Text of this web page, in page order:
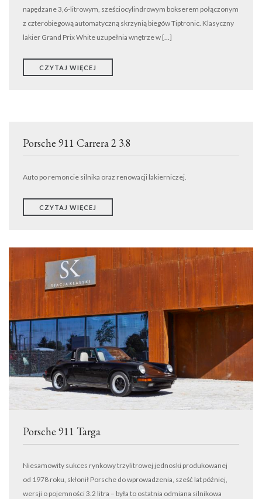
napędzane 3,6-litrowym, sześciocylindrowym bokserem połączonym
z czterobiegową automatyczną skrzynią biegów Tiptronic. Klasyczny
lakier Grand Prix White uzupełnia wnętrze w […]
CZYTAJ WIĘCEJ
Porsche 911 Carrera 2 3.8
Auto po remoncie silnika oraz renowacji lakierniczej.
CZYTAJ WIĘCEJ
Porsche 911 Targa
Niesamowity sukces rynkowy trzylitrowej jednoski produkowanej
od 1978 roku, skłonił Porsche do wprowadzenia, sześć lat później,
wersji o pojemności 3.2 litra – była to ostatnia odmiana silnikowa